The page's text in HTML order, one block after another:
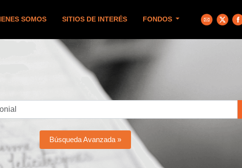
SOMOS SITIOS DE INTERÉS FONDOS
Búsqueda Avanzada »